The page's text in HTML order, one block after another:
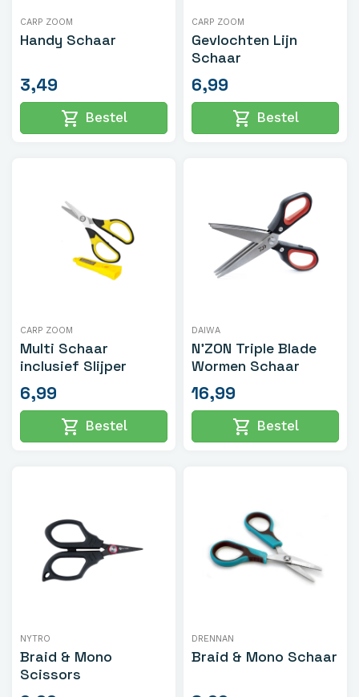
CARP ZOOM
Handy Schaar
3,49
shopping_cart Bestel
CARP ZOOM
Gevlochten Lijn
Schaar
6,99
shopping_cart Bestel
CARP ZOOM
Multi Schaar
inclusief Slijper
6,99
shopping_cart Bestel
DAIWA
N'ZON Triple Blade
Wormen Schaar
16,99
shopping_cart Bestel
NYTRO
Braid & Mono
Scissors
DRENNAN
Braid & Mono Schaar